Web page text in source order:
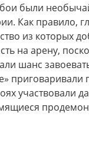
бои были
Как правило,
из которых
на арену,
шанс
приговаривали
участвовали